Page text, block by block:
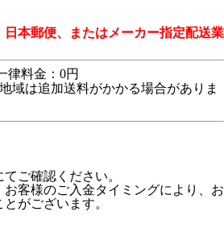
本郵便、またはメーカー指定配送業
料金：0円
域は追加送料がかかる場合がありま
ご確認ください。
客様のご入金タイミングにより、お
がございます。